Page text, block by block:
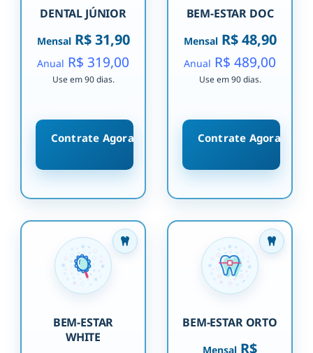
DENTAL JÚNIOR
MensalR$ 31,90
Anual R$ 319,00
Use em 90 dias.
Contrate Agora
BEM-ESTAR DOC
MensalR$ 48,90
Anual R$ 489,00
Use em 90 dias.
Contrate Agora
BEM-ESTAR
WHITE
BEM-ESTAR ORTO
Mensal R$